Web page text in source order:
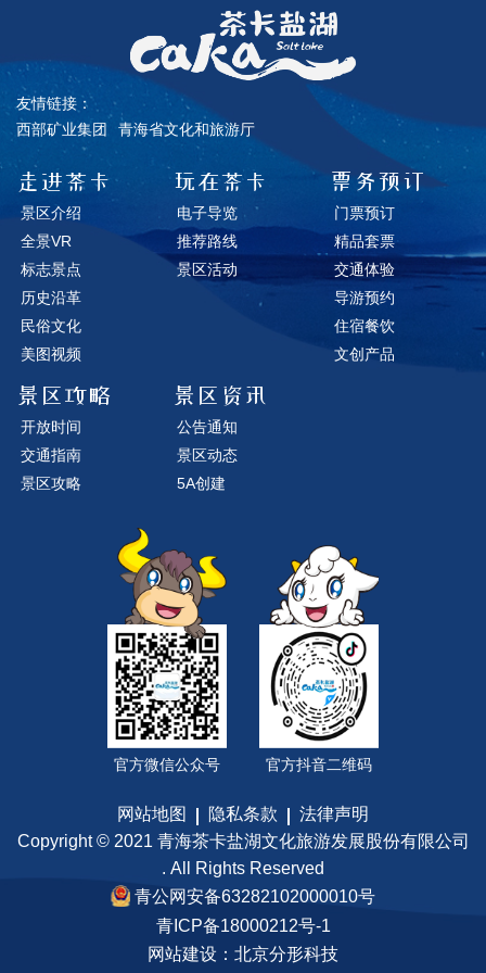
友情链接：
西部矿业集团
青海省文化和旅游厅
走进茶卡
景区介绍
全景VR
标志景点
历史沿革
民俗文化
美图视频
玩在茶卡
电子导览
推荐路线
景区活动
票务预订
门票预订
精品套票
交通体验
导游预约
住宿餐饮
文创产品
景区攻略
开放时间
交通指南
景区攻略
景区资讯
公告通知
景区动态
5A创建
官方微信公众号 官方抖音二维码
网站地图 隐私条款
法律声明
Copyright © 2021 青海茶卡盐湖文化旅游发展股份有限公司
. All Rights Reserved
青公网安备63282102000010号
青ICP备18000212号-1
网站建设： 北京分形科技